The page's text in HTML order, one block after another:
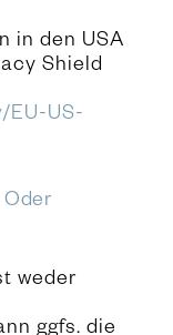
in den USA
Shield
EU-US-
weder
ggfs. die